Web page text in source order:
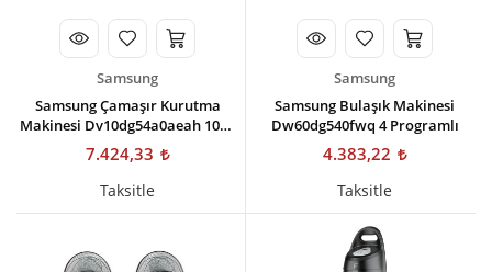
Motorsikletler
Samsung
Samsung Çamaşır Kurutma
Makinesi Dv10dg54a0aeah 10kg
Isı Pompalı
7.424,33
Taksitle
Samsung
Samsung Bulaşık Makinesi
Dw60dg540fwq 4 Programlı
4.383,22
Taksitle